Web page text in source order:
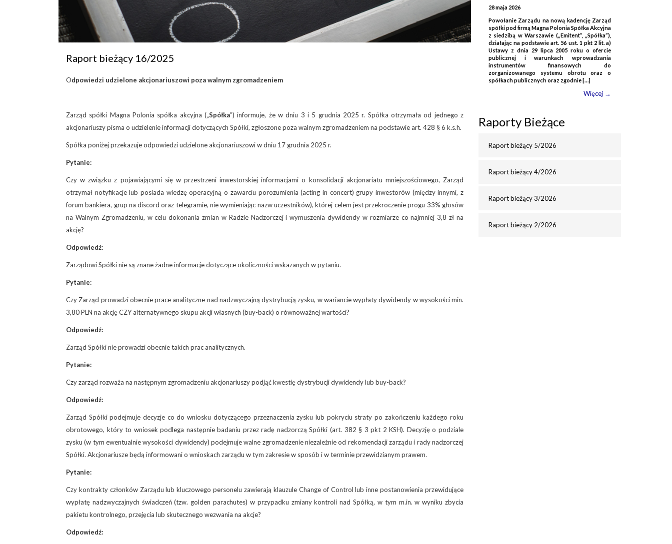
Raport bieżący 16/2025
Odpowiedzi udzielone akcjonariuszowi poza walnym zgromadzeniem
Zarząd spółki Magna Polonia spółka akcyjna („Spółka”) informuje, że w dniu 3 i 5 grudnia 2025 r. Spółka otrzymała od jednego z
akcjonariuszy pisma o udzielenie informacji dotyczących Spółki, zgłoszone poza walnym zgromadzeniem na podstawie art. 428 § 6 k.s.h.
Spółka poniżej przekazuje odpowiedzi udzielone akcjonariuszowi w dniu 17 grudnia 2025 r.
Pytanie:
Czy w związku z pojawiającymi się w przestrzeni inwestorskiej informacjami o konsolidacji akcjonariatu mniejszościowego, Zarząd
otrzymał notyfikacje lub posiada wiedzę operacyjną o zawarciu porozumienia (acting in concert) grupy inwestorów (między innymi, z
forum bankiera, grup na discord oraz telegramie, nie wymieniając nazw uczestników), której celem jest przekroczenie progu 33% głosów
na Walnym Zgromadzeniu, w celu dokonania zmian w Radzie Nadzorczej i wymuszenia dywidendy w rozmiarze co najmniej 3,8 zł na
akcję?
Odpowiedź:
Zarządowi Spółki nie są znane żadne informacje dotyczące okoliczności wskazanych w pytaniu.
Pytanie:
Czy Zarząd prowadzi obecnie prace analityczne nad nadzwyczajną dystrybucją zysku, w wariancie wypłaty dywidendy w wysokości min.
3,80 PLN na akcję CZY alternatywnego skupu akcji własnych (buy-back) o równoważnej wartości?
Odpowiedź:
Zarząd Spółki nie prowadzi obecnie takich prac analitycznych.
Pytanie:
Czy zarząd rozważa na następnym zgromadzeniu akcjonariuszy podjąć kwestię dystrybucji dywidendy lub buy-back?
Odpowiedź:
Zarząd Spółki podejmuje decyzje co do wniosku dotyczącego przeznaczenia zysku lub pokryciu straty po zakończeniu każdego roku
obrotowego, który to wniosek podlega następnie badaniu przez radę nadzorczą Spółki (art. 382 § 3 pkt 2 KSH). Decyzję o podziale
zysku (w tym ewentualnie wysokości dywidendy) podejmuje walne zgromadzenie niezależnie od rekomendacji zarządu i rady nadzorczej
Spółki. Akcjonariusze będą informowani o wnioskach zarządu w tym zakresie w sposób i w terminie przewidzianym prawem.
Pytanie:
Czy kontrakty członków Zarządu lub kluczowego personelu zawierają klauzule Change of Control lub inne postanowienia przewidujące
wypłatę nadzwyczajnych świadczeń (tzw. golden parachutes) w przypadku zmiany kontroli nad Spółką, w tym m.in. w wyniku zbycia
pakietu kontrolnego, przejęcia lub skutecznego wezwania na akcje?
Odpowiedź:
28 maja 2026
Powołanie Zarządu na nową kadencję Zarząd
spółki pod firmą Magna Polonia Spółka Akcyjna
z siedzibą w Warszawie („Emitent”, „Spółka”),
działając na podstawie art. 56 ust. 1 pkt 2 lit. a)
Ustawy z dnia 29 lipca 2005 roku o ofercie
publicznej i warunkach wprowadzania
instrumentów finansowych do
zorganizowanego systemu obrotu oraz o
spółkach publicznych oraz zgodnie […]
Więcej →
Raporty Bieżące
Raport bieżący 5/2026
Raport bieżący 4/2026
Raport bieżący 3/2026
Raport bieżący 2/2026